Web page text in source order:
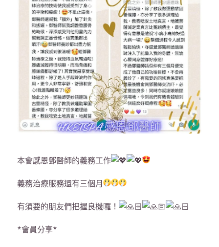
本會感恩鄧醫師的義務工作
義務治療服務還有三個月
有須要的朋友們把握良機囉！
*會員分享*